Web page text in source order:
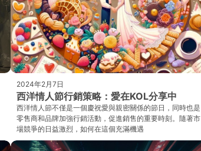
2024年2月7日
西洋情人節行銷策略：愛在KOL分享中
西洋情人節不僅是一個慶祝愛與親密關係的節日，同時也是
零售商和品牌加強行銷活動，促進銷售的重要時刻。隨著市
場競爭的日益激烈，如何在這個充滿機遇